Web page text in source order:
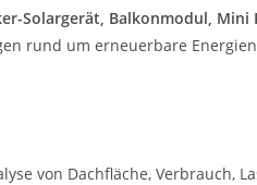
Solargerät, Balkonmodul, Mini
rund um erneuerbare
von Dachfläche, Verbrauch,